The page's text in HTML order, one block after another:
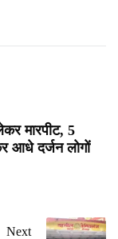
मारपीट, 5
आधे दर्जन लोगों
Next